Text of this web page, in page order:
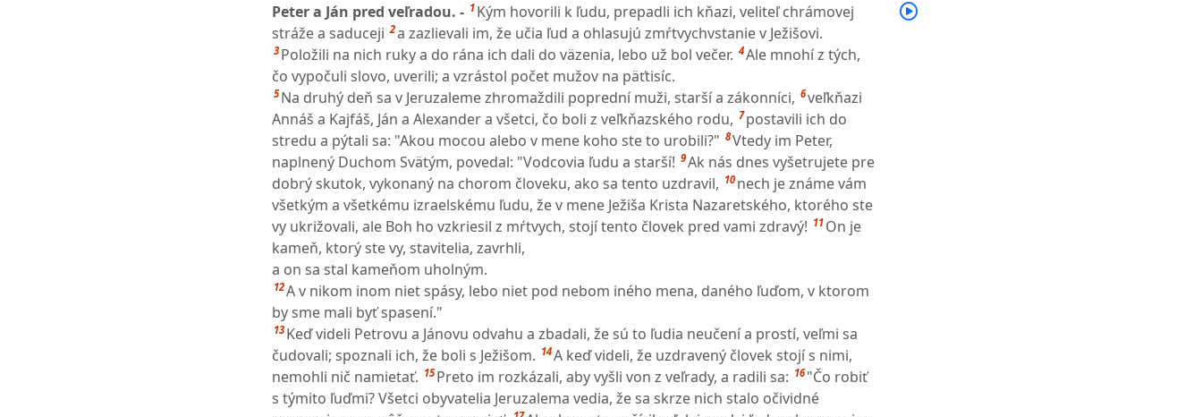
Peter a Ján pred veľradou. - 1 Kým hovorili k ľudu, prepadli ich kňazi, veliteľ chrámovej
stráže a saduceji 2a zazlievali im, že učia ľud a ohlasujú zmŕtvychvstanie v Ježišovi.
3 Položili na nich ruky a do rána ich dali do väzenia, lebo už bol večer. 4Ale mnohí z tých,
čo vypočuli slovo, uverili; a vzrástol počet mužov na päťtisíc.
5 Na druhý deň sa v Jeruzaleme zhromaždili poprední muži, starší a zákonníci, 6veľkňazi
Annáš a Kajfáš, Ján a Alexander a všetci, čo boli z veľkňazského rodu, 7 postavili ich do
stredu a pýtali sa: "Akou mocou alebo v mene koho ste to urobili?" 8Vtedy im Peter,
naplnený Duchom Svätým, povedal: "Vodcovia ľudu a starší! 9Ak nás dnes vyšetrujete pre
dobrý skutok, vykonaný na chorom človeku, ako sa tento uzdravil, 10 nech je známe vám
všetkým a všetkému izraelskému ľudu, že v mene Ježiša Krista Nazaretského, ktorého ste
vy ukrižovali, ale Boh ho vzkriesil z mŕtvych, stojí tento človek pred vami zdravý! 11 On je
kameň, ktorý ste vy, stavitelia, zavrhli,
a on sa stal kameňom uholným.
12A v nikom inom niet spásy, lebo niet pod nebom iného mena, daného ľuďom, v ktorom
by sme mali byť spasení."
13 Keď videli Petrovu a Jánovu odvahu a zbadali, že sú to ľudia neučení a prostí, veľmi sa
čudovali; spoznali ich, že boli s Ježišom. 14A keď videli, že uzdravený človek stojí s nimi,
nemohli nič namietať. 15 Preto im rozkázali, aby vyšli von z veľrady, a radili sa: 16 "Čo robiť
s týmito ľuďmi? Všetci obyvatelia Jeruzalema vedia, že sa skrze nich stalo očividné